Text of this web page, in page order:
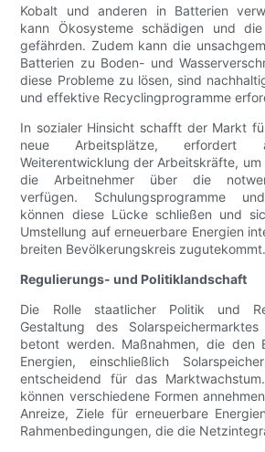
Kobalt und anderen in Batterien
kann Ökosysteme schädigen und
gefährden. Zudem kann die
Batterien zu Boden- und
diese Probleme zu lösen, sind
und effektive Recyclingprogramme
In sozialer Hinsicht schafft der Markt
neue Arbeitsplätze,
Weiterentwicklung der Arbeitskräfte,
die Arbeitnehmer über die
verfügen. Schulungsprogramme
können diese Lücke schließen und
Umstellung auf erneuerbare Energien
breiten Bevölkerungskreis zugutekommt.
Regulierungs- und Politiklandschaft
Die Rolle staatlicher Politik und
Gestaltung des
betont werden. Maßnahmen, die den
Energien, einschließlich
entscheidend für das
können verschiedene Formen
Anreize, Ziele für erneuerbare
Rahmenbedingungen, die die